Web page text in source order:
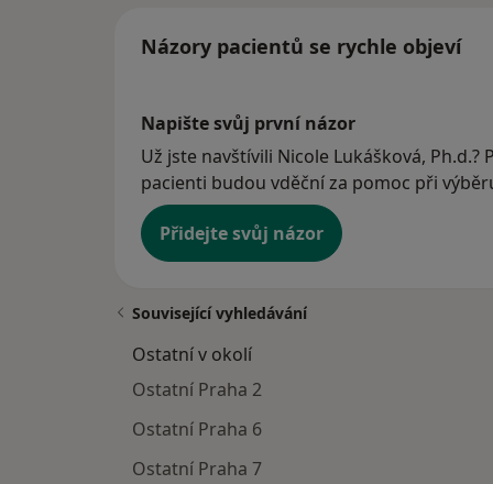
Názory pacientů se rychle objeví
Napište svůj první názor
Už jste navštívili Nicole Lukášková, Ph.d.?
pacienti budou vděční za pomoc při
Přidejte svůj názor
Související vyhledávání
Ostatní v okolí
Ostatní Praha 2
Ostatní Praha 6
Ostatní Praha 7